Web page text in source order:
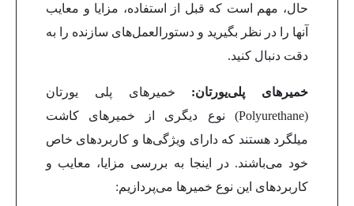
حال، مهم است که قبل از استفاده، مزایا و معایب
آنها را در نظر بگیرید و دستورالعمل‌های سازنده را به
دقت دنبال کنید.
خمیرهای پلی‌یورتان: خمیرهای پلی یورتان
(Polyurethane) نوع دیگری از خمیرهای کاشت
میلگرد هستند که دارای ویژگی‌ها و کاربردهای خاص
خود می‌باشند. در اینجا به بررسی مزایا، معایب و
کاربردهای این نوع خمیرها می‌پردازیم: